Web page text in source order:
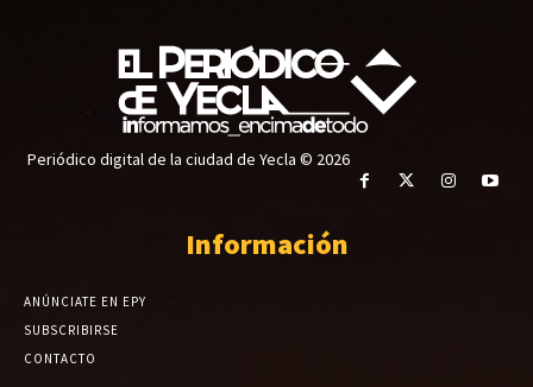
Periódico digital de la ciudad de Yecla © 2026
Información
ANÚNCIATE EN EPY
SUBSCRIBIRSE
CONTACTO